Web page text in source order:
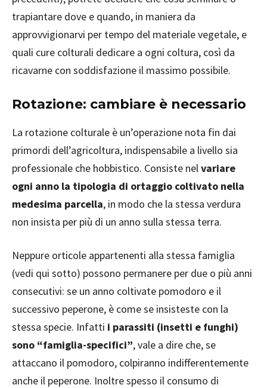
trapiantare dove e quando, in maniera da
approvvigionarvi per tempo del materiale vegetale, e
quali cure colturali dedicare a ogni coltura, così da
ricavarne con soddisfazione il massimo possibile.
Rotazione: cambiare è necessario
La rotazione colturale è un’operazione nota fin dai
primordi dell’agricoltura, indispensabile a livello sia
professionale che hobbistico. Consiste nelvariare
ogni anno la tipologia di ortaggio coltivato nella
medesima parcella, in modo che la stessa verdura
non insista per più di un anno sulla stessa terra.
Neppure orticole appartenenti alla stessa famiglia
(vedi qui sotto) possono permanere per due o più anni
consecutivi: se un anno coltivate pomodoro e il
successivo peperone, è come se insisteste con la
stessa specie. Infatti i parassiti (insetti e funghi)
sono “famiglia-specifici”, vale a dire che, se
attaccano il pomodoro, colpiranno indifferentemente
anche il peperone. Inoltre spesso il consumo di